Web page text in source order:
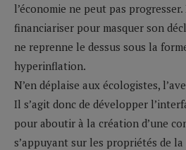
l’économie ne peut pas
financiariser pour masquer son
ne reprenne le dessus sous la
hyperinflation.
N’en déplaise aux écologistes,
Il s’agit donc de développer
pour aboutir à la création d’une
s’appuyant sur les propriétés de